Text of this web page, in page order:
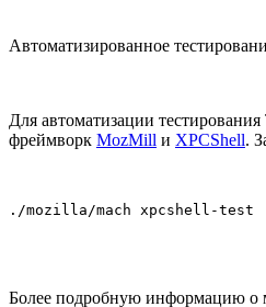
Автоматизированное
Для автоматизации
фреймворк MozMill и XPCShell.
./mozilla/mach xpcshell-test
Более подробную информацию о